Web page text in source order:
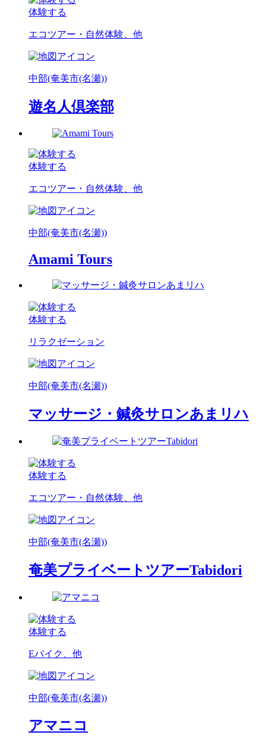
体験する
エコツアー・自然体験、他
中部(奄美市(名瀬))
遊名人倶楽部
体験する
エコツアー・自然体験、他
中部(奄美市(名瀬))
Amami Tours
体験する
リラクゼーション
中部(奄美市(名瀬))
マッサージ・鍼灸サロンあまリハ
体験する
エコツアー・自然体験、他
中部(奄美市(名瀬))
奄美プライベートツアーTabidori
体験する
Eバイク、他
中部(奄美市(名瀬))
アマニコ